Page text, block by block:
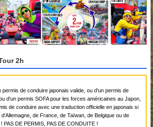
2h
permis de conduire japonais valide, ou d'un permis de
d'un permis SOFA pour les forces américaines au Japon,
de conduire avec une traduction officielle en japonais si
de France, de Taïwan, de Belgique ou de
PAS DE PERMIS, PAS DE CONDUITE !